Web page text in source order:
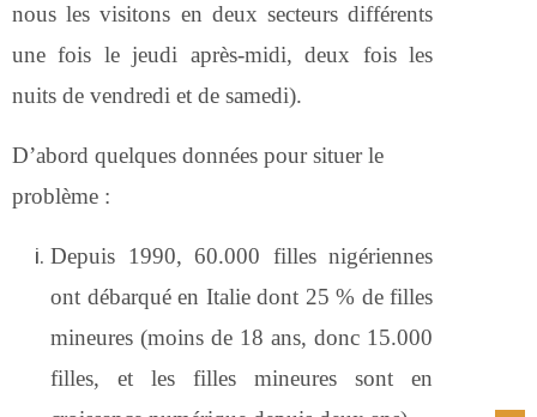
nous les visitons en deux secteurs différents
une fois le jeudi après-midi, deux fois les
nuits de vendredi et de samedi).
D’abord quelques données pour situer le
problème :
Depuis 1990, 60.000 filles nigériennes
ont débarqué en Italie dont 25 % de filles
mineures (moins de 18 ans, donc 15.000
filles, et les filles mineures sont en